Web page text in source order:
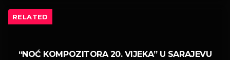
RELATED
“NOĆ KOMPOZITORA 20. VIJEKA” U SARAJEVU